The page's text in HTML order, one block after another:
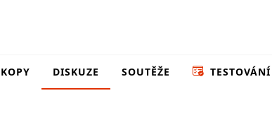
DISKUZE SOUTĚŽE TESTOVÁNÍ